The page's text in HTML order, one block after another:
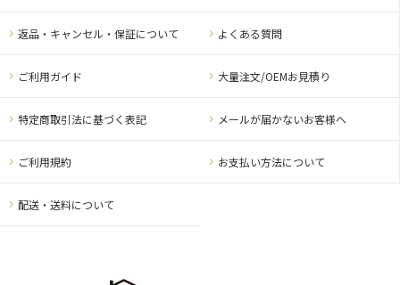
ご利用ガイド
ご利用規約
大量注文/OEMお見積り
お支払い方法について
よくある質問
特定商取引法に基づく表記
配送・送料について
メールが届かないお客様へ
返品・キャンセル・保証について